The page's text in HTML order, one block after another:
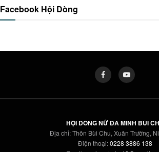
Facebook Hội Dòng
HỘI DÒNG NỮ ĐA MINH BÙI
Địa chỉ: Thôn Bùi Chu, Xuân Trường,
Điện thoại:0228 3886 138